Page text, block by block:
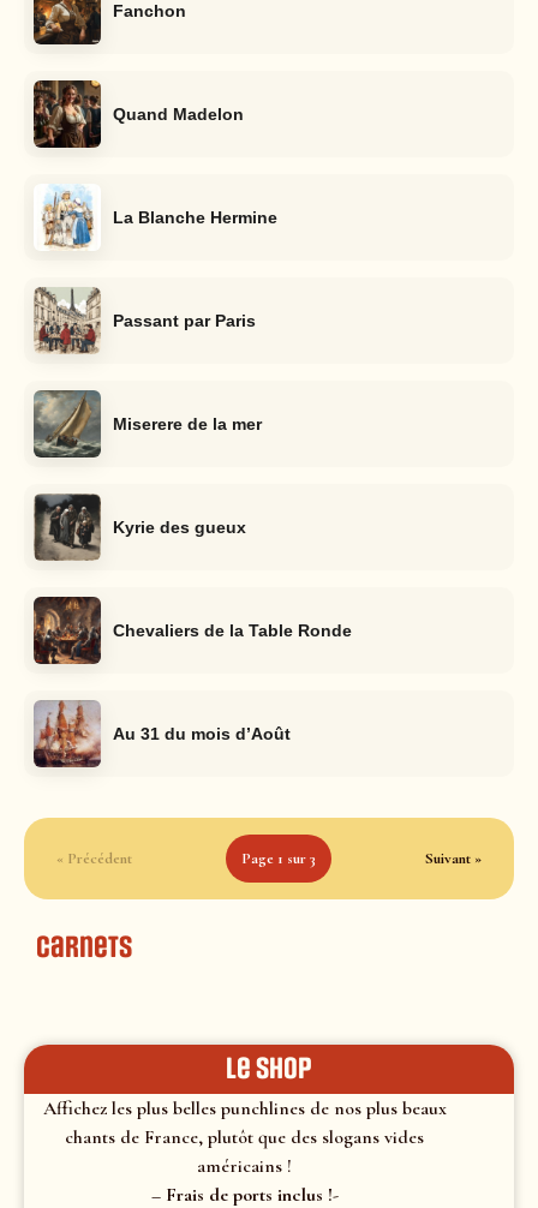
Fanchon
Quand Madelon
La Blanche Hermine
Passant par Paris
Miserere de la mer
Kyrie des gueux
Chevaliers de la Table Ronde
Au 31 du mois d’Août
« Précédent Page 1 sur 3 Suivant »
Carnets
le shop
Affichez les plus belles punchlines de nos plus beaux
chants de France, plutôt que des slogans vides
américains !
– Frais de ports inclus !-